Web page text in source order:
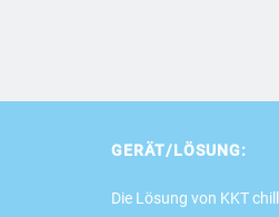
GERÄT/LÖSUNG:
Die Lösung von KKT